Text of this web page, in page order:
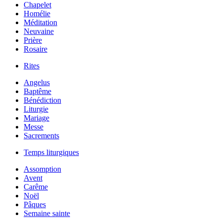
Chapelet
Homélie
Méditation
Neuvaine
Prière
Rosaire
Rites
Angelus
Baptême
Bénédiction
Liturgie
Mariage
Messe
Sacrements
Temps liturgiques
Assomption
Avent
Carême
Noël
Pâques
Semaine sainte